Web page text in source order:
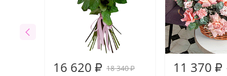
16 620 ₽ 18 340₽ 11 370 ₽